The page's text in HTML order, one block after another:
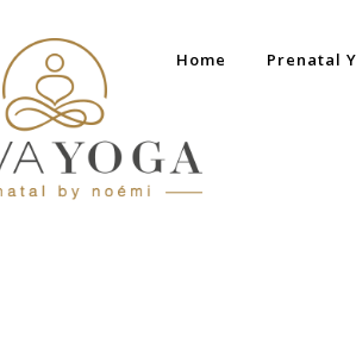
Home Prenatal